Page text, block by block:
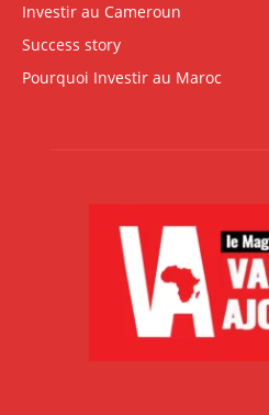
Investir au Cameroun
Success story
Pourquoi Investir au Maroc